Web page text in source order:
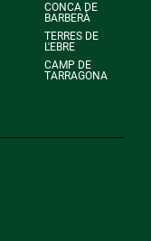
CONCA DE
BARBERÀ
TERRES DE
L'EBRE
CAMP DE
TARRAGONA